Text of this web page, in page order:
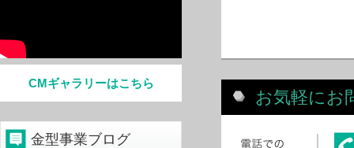
CMギャラリーはこちら
金型事業ブログ
お気軽にお